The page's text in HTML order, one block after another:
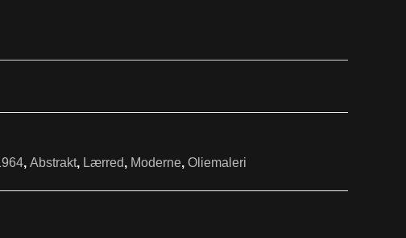
, Abstrakt, Lærred, Moderne, Oliemaleri